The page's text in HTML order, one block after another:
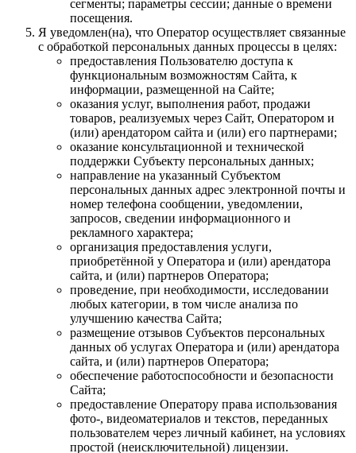
сегменты; параметры сессии; данные о времени
посещения.
Я уведомлен(на), что Оператор осуществляет связанные
с обработкой персональных данных процессы в целях:
предоставления Пользователю доступа к
функциональным возможностям Сайта, к
информации, размещенной на Сайте;
оказания услуг, выполнения работ, продажи
товаров, реализуемых через Сайт, Оператором и
(или) арендатором сайта и (или) его партнерами;
оказание консультационной и технической
поддержки Субъекту персональных данных;
направление на указанный Субъектом
персональных данных адрес электронной почты и
номер телефона сообщении, уведомлении,
запросов, сведении информационного и
рекламного характера;
организация предоставления услуги,
приобретённой у Оператора и (или) арендатора
сайта, и (или) партнеров Оператора;
проведение, при необходимости, исследовании
любых категории, в том числе анализа по
улучшению качества Сайта;
размещение отзывов Субъектов персональных
данных об услугах Оператора и (или) арендатора
сайта, и (или) партнеров Оператора;
обеспечение работоспособности и безопасности
Сайта;
предоставление Оператору права использования
фото-, видеоматериалов и текстов, переданных
пользователем через личный кабинет, на условиях
простой (неисключительной) лицензии.